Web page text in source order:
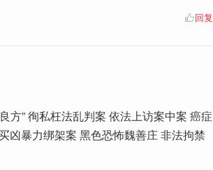
回复
方” 徇私枉法乱判案 依法上访案中案 癌症
凶暴力绑架案 黑色恐怖魏善庄 非法拘禁